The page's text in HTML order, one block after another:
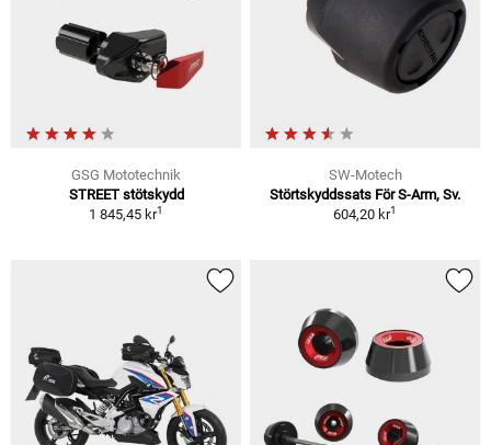
GSG Mototechnik
STREET stötskydd
1 845,45 kr1
SW-Motech
Störtskyddssats För S-Arm, Sv.
604,20 kr1